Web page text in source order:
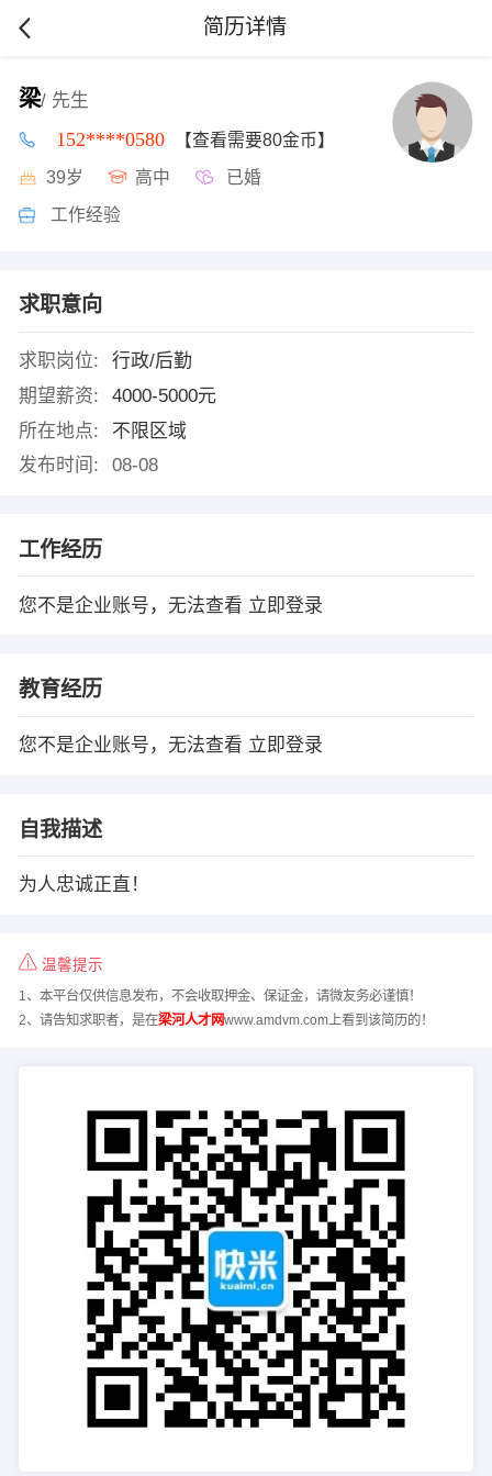
简历详情
梁/ 先生
152****0580 【查看需要80金币】
39岁 高中 已婚
工作经验
求职意向
求职岗位:
行政/后勤
期望薪资:
4000-5000元
所在地点:
不限区域
发布时间:
08-08
工作经历
您不是企业账号，无法查看 立即登录
教育经历
您不是企业账号，无法查看 立即登录
自我描述
为人忠诚正直！
温馨提示
1、本平台仅供信息发布，不会收取押金、保证金，请微友务必谨慎！
2、请告知求职者，是在梁河人才网www.amdvm.com上看到该简历的！